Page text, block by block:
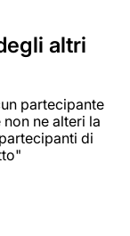
altri
partecipante
ne alteri la
di